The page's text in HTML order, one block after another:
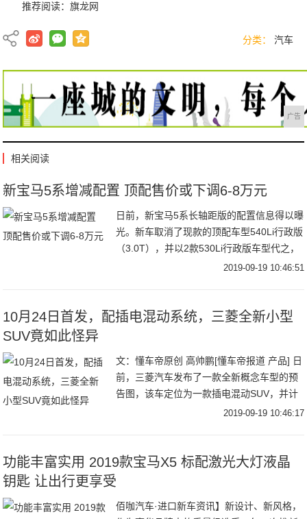
推荐阅读：旗龙网
分类： 汽车
广告
相关阅读
新宝马5系增减配置 顶配售价或下调6-8万元
日前，新宝马5系长轴距版的配置信息得以曝
光。新车取消了现款的顶配车型540Li行政版
（3.0T），并以2款530Li行政版车型代之，
预计顶配车型售价或将下调6-8万元左右，同
2019-09-19 10:46:51
10月24日首发，配插电混动系统，三菱全新小型
SUV竟如此怪异
文：懂车帝原创 高帅鹏[懂车帝报道 产品] 日
前，三菱汽车发布了一款全新概念车型的预
告图，该车定位为一款插电混动SUV，并计
划在10月24日开幕的2019东京车展首发亮
2019-09-19 10:46:17
功能丰富实用 2019款宝马X5 标配激光大灯液晶
钥匙 让出行更享受
佰咖汽车·进口新车资讯】新设计、新风格，